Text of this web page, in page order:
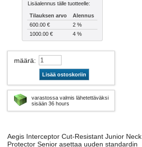
Lisäalennus tälle tuotteelle:
Tilauksen arvo
Alennus
600.00 €
2 %
1000.00 €
4 %
määrä:
Lisää ostoskoriin
varastossa valmis lähetettäväksi
sisään 36 hours
Aegis Interceptor Cut-Resistant Junior Neck
Protector Senior asettaa uuden standardin